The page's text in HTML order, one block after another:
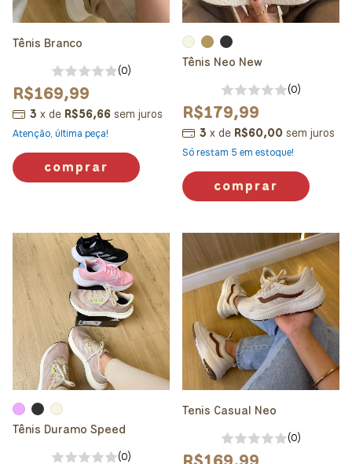
Tênis Branco
(0)
R$169,99
3 x de R$56,66 sem juros
Atenção, última peça!
comprar
Tênis Neo New
(0)
R$179,99
3 x de R$60,00 sem juros
Só restam 5 em estoque!
comprar
Tênis Duramo Speed
(0)
Tenis Casual Neo
(0)